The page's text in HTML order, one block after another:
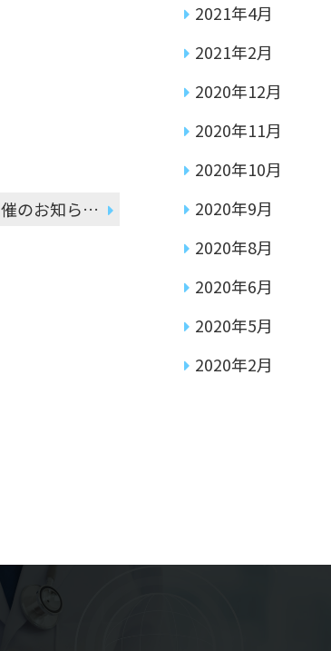
電子カルテ オンライン操作研修会開催のお知らせ（2023年04月～06月）（対象 東京／神奈川／千葉／埼玉））
2021年4月
2021年2月
2020年12月
2020年11月
2020年10月
2020年9月
2020年8月
2020年6月
2020年5月
2020年2月